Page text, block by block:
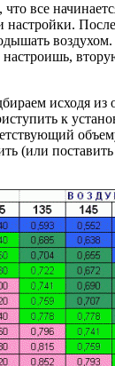
все
воздухом.
исходя из
к
(или